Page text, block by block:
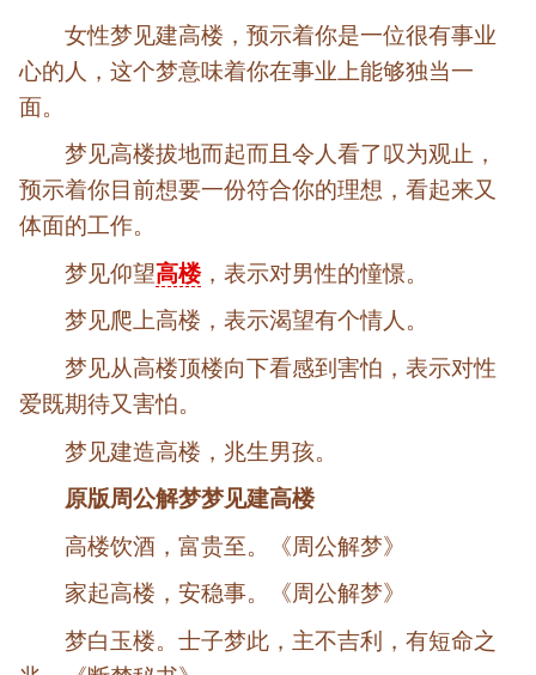
女性梦见建高楼，预示着你是一位很有事业
心的人，这个梦意味着你在事业上能够独当一
面。
梦见高楼拔地而起而且令人看了叹为观止，
预示着你目前想要一份符合你的理想，看起来又
体面的工作。
梦见仰望高楼，表示对男性的憧憬。
梦见爬上高楼，表示渴望有个情人。
梦见从高楼顶楼向下看感到害怕，表示对性
爱既期待又害怕。
梦见建造高楼，兆生男孩。
原版周公解梦梦见建高楼
高楼饮酒，富贵至。《周公解梦》
家起高楼，安稳事。《周公解梦》
梦白玉楼。士子梦此，主不吉利，有短命之